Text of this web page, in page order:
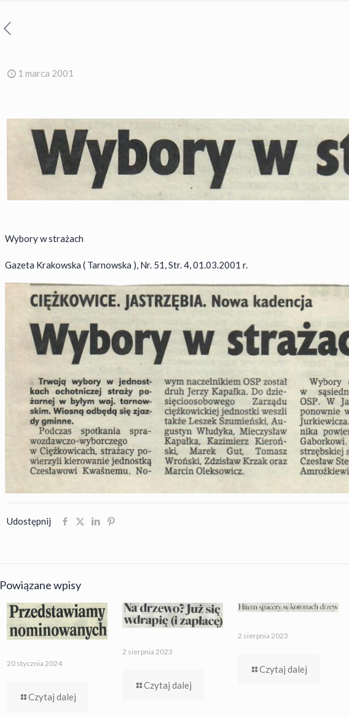
1 marca 2001
Wybory w strażach
Gazeta Krakowska ( Tarnowska ), Nr. 51, Str. 4, 01.03.2001 r.
Udostępnij
Powiązane wpisy
20 stycznia 2024
Czytaj dalej
2 sierpnia 2023
Czytaj dalej
2 sierpnia 2023
Czytaj dalej